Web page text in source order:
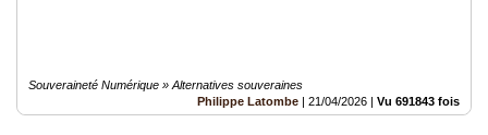
Souveraineté Numérique » Alternatives souveraines
Philippe Latombe | 21/04/2026 | Vu 691843 fois